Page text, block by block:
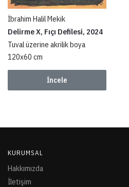
İbrahim Halil Mekik
Delirme X, Fıçı Defilesi, 2024
Tuval üzerine akrilik boya
120x60 cm
İncele
KURUMSAL
Hakkımızda
İletişim